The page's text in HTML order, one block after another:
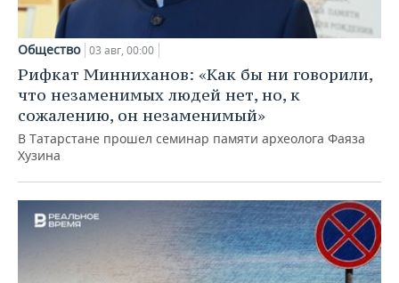
Общество 03 авг, 00:00
Рифкат Минниханов: «Как бы ни говорили,
что незаменимых людей нет, но, к
сожалению, он незаменимый»
В Татарстане прошел семинар памяти археолога Фаяза
Хузина